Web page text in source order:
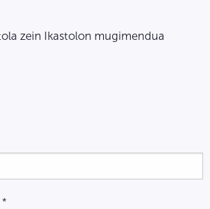
zein Ikastolon mugimendua
*